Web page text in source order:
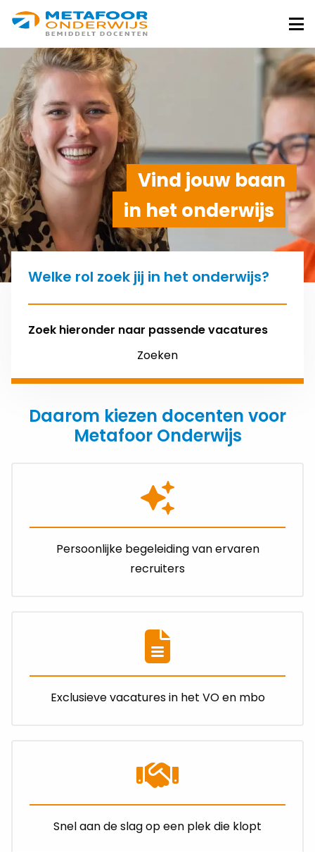
Metafoor
Onderwijs
Vind jouw baan
in het onderwijs
Welke rol zoek jij in het onderwijs?
Zoek hieronder naar passende vacatures
Zoeken
Daarom kiezen docenten voor
Metafoor Onderwijs
Persoonlijke begeleiding van ervaren
recruiters
Exclusieve vacatures in het VO en mbo
Snel aan de slag op een plek die klopt